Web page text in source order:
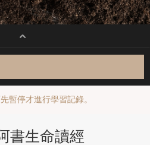
暫停才進行學習記錄。
書生命讀經